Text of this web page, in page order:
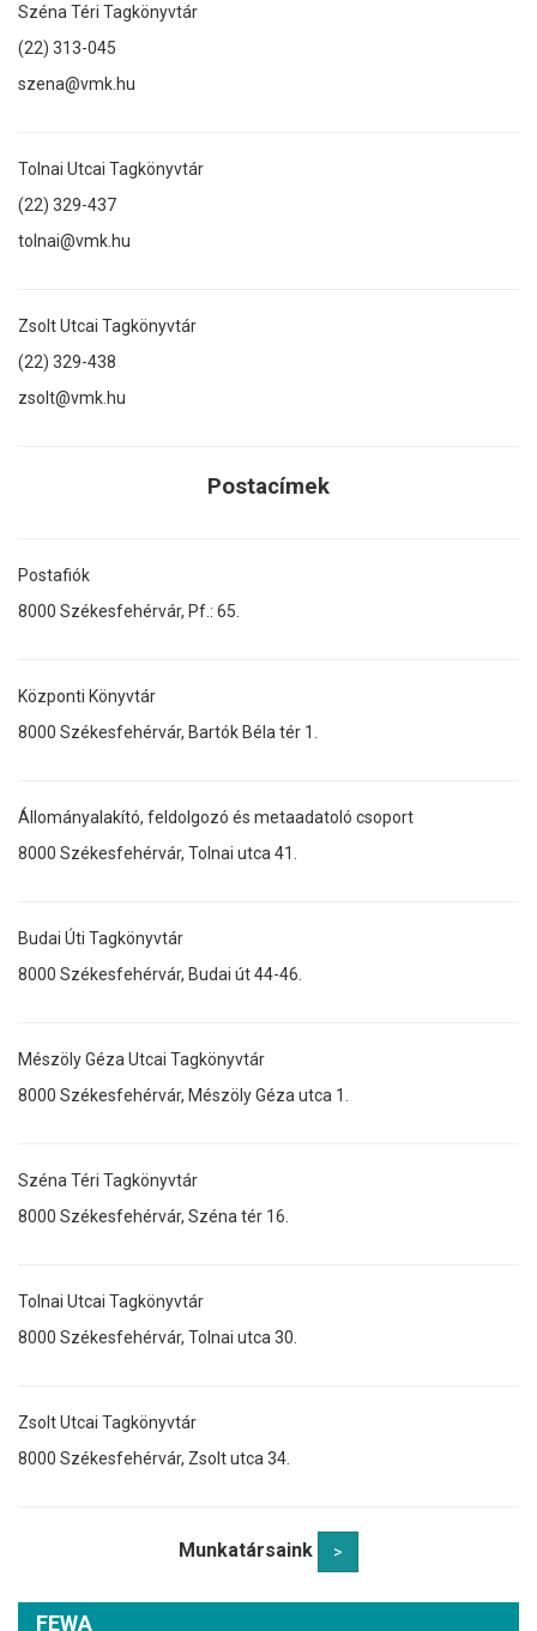
Széna Téri Tagkönyvtár
(22) 313-045
szena@vmk.hu
Tolnai Utcai Tagkönyvtár
(22) 329-437
tolnai@vmk.hu
Zsolt Utcai Tagkönyvtár
(22) 329-438
zsolt@vmk.hu
Postacímek
Postafiók
8000 Székesfehérvár, Pf.: 65.
Központi Könyvtár
8000 Székesfehérvár, Bartók Béla tér 1.
Állományalakító, feldolgozó és metaadatoló csoport
8000 Székesfehérvár, Tolnai utca 41.
Budai Úti Tagkönyvtár
8000 Székesfehérvár, Budai út 44-46.
Mészöly Géza Utcai Tagkönyvtár
8000 Székesfehérvár, Mészöly Géza utca 1.
Széna Téri Tagkönyvtár
8000 Székesfehérvár, Széna tér 16.
Tolnai Utcai Tagkönyvtár
8000 Székesfehérvár, Tolnai utca 30.
Zsolt Utcai Tagkönyvtár
8000 Székesfehérvár, Zsolt utca 34.
Munkatársaink >
FEWA